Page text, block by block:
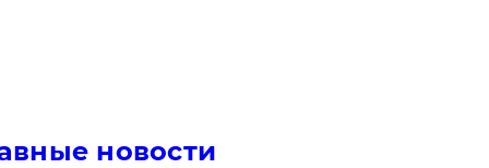
новости